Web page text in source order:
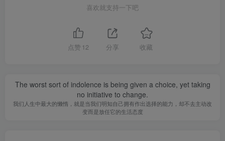
喜欢就支持一下吧
点赞 12 分享 收藏
The worst sort of indolence is being given a choice, yet taking
no initiative to change.
我们人生中最大的懒惰，就是当我们明知自己拥有作出选择的能力，却不去主动改
变而是放任它的生活态度